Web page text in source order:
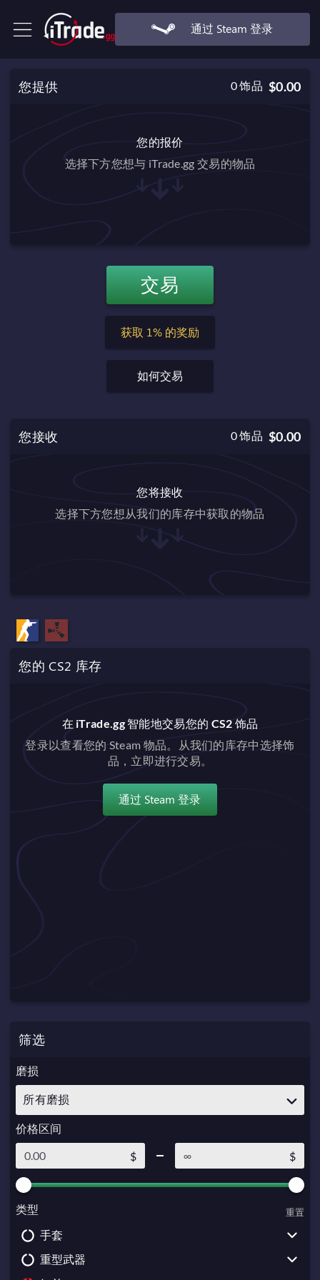
通过 Steam 登录
您提供 0饰品 $0.00
您的报价
选择下方您想与 iTrade.gg 交易的物品
交易
$0.00
交易必备
获取 1% 的奖励
如何交易
您接收 0饰品 $0.00
您将接收
选择下方您想从我们的库存中获取的物品
您的 CS2 库存
在 iTrade.gg 智能地交易您的 CS2 饰品
登录以查看您的 Steam 物品。从我们的库存中选择饰
品，立即进行交易。
通过 Steam 登录
筛选
磨损
所有磨损
价格区间
$ $
类型 重置
手套
Driver Gloves
重型武器